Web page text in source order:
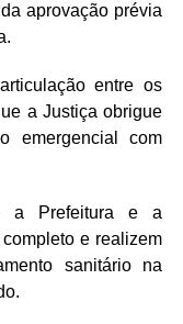
aprovação prévia
entre os
a Justiça obrigue
emergencial com
a Prefeitura e a
e realizem
sanitário na